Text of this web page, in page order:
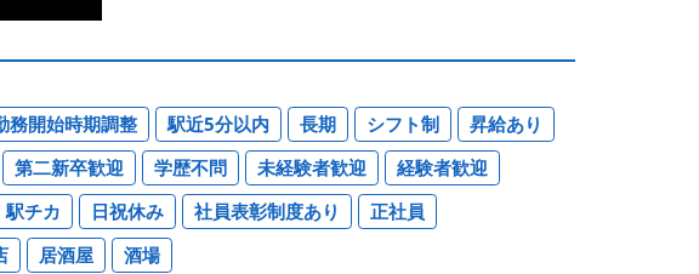
務開始時期調整 駅近5分以内 長期 シフト制
昇給あり
第二新卒歓迎 学歴不問 未経験者歓迎
経験者歓迎
駅チカ 日祝休み 社員表彰制度あり
正社員
居酒屋 酒場